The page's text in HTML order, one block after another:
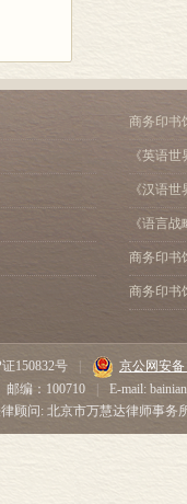
商务印书
《英语
《汉语
《语言
商务印书
商务印书
150832号 京公网安备
邮编：100710
E-mail:
顾问: 北京市万慧达律师事务